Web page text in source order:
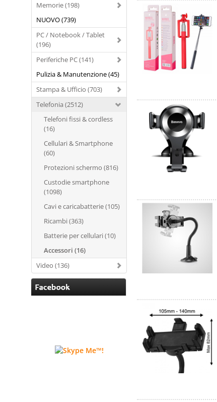
Memorie (198)
NUOVO (739)
PC / Notebook / Tablet
(196)
Periferiche PC (141)
Pulizia & Manutenzione (45)
Stampa & Ufficio (703)
Telefonia (2512)
Telefoni fissi & cordless
(16)
Cellulari & Smartphone
(60)
Protezioni schermo (816)
Custodie smartphone
(1098)
Cavi e caricabatterie (105)
Ricambi (363)
Batterie per cellulari (10)
Accessori (16)
Video (136)